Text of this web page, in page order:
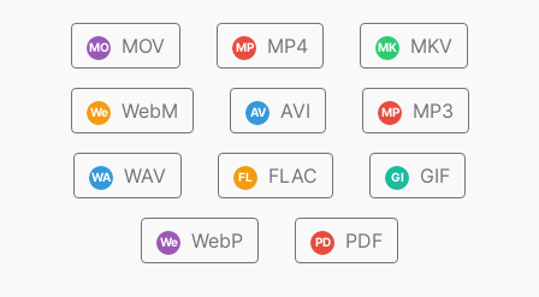
MO MOV MP MP4 MK MKV
We WebM AV AVI MP MP3
WA WAV FL FLAC GI GIF
We WebP PD PDF